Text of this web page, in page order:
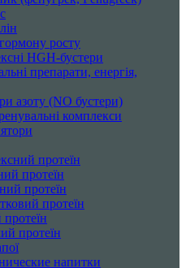
росту
HGH-бустери
препарати, енергія,
азоту (NO бустери)
комплекси
протеїн
протеїн
протеїн
протеїн
протеїн
напитки